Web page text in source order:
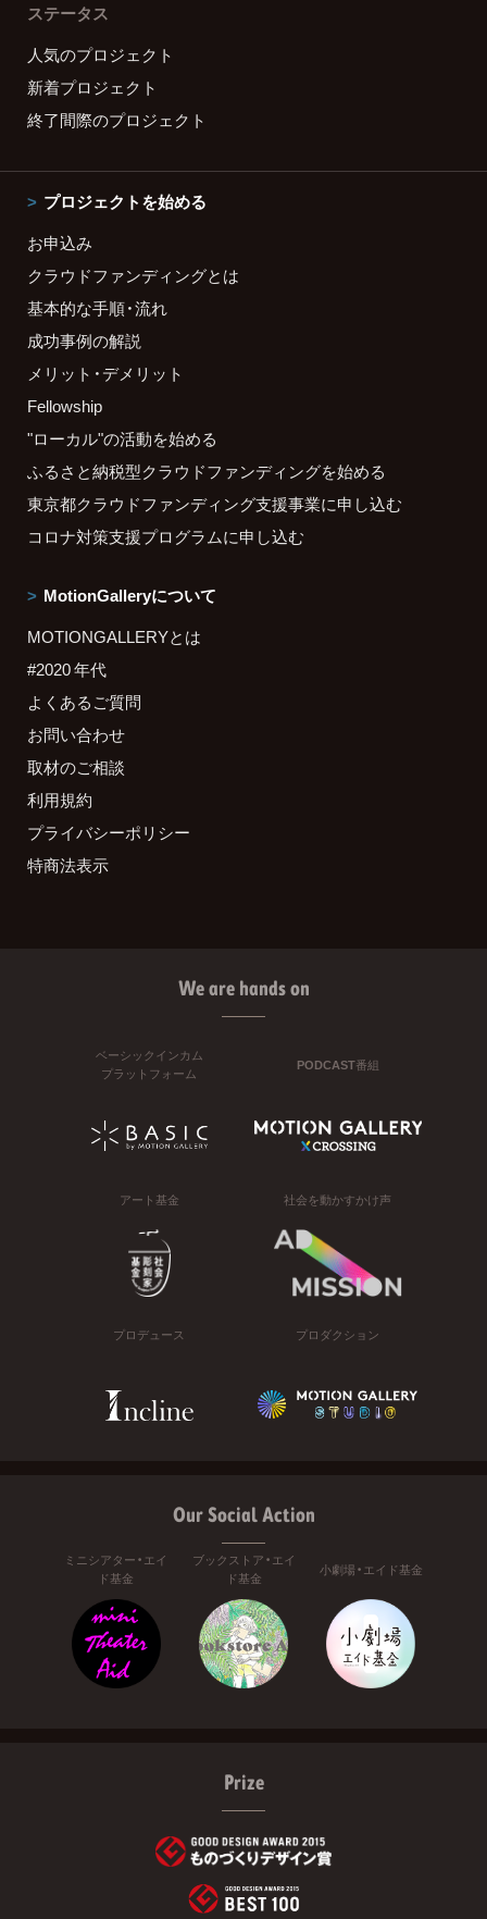
ステータス
人気のプロジェクト
新着プロジェクト
終了間際のプロジェクト
プロジェクトを始める
お申込み
クラウドファンディングとは
基本的な手順・流れ
成功事例の解説
メリット・デメリット
Fellowship
"ローカル"の活動を始める
ふるさと納税型クラウドファンディングを始める
東京都クラウドファンディング支援事業に申し込む
コロナ対策支援プログラムに申し込む
MotionGalleryについて
MOTIONGALLERYとは
#2020 年代
よくあるご質問
お問い合わせ
取材のご相談
利用規約
プライバシーポリシー
特商法表示
We are hands on
ベーシックインカム
プラットフォーム
PODCAST番組
アート基金 社会を動かすかけ声
プロデュース プロダクション
Our Social Action
ミニシアター・エイ
ド基金
ブックストア・エイ
ド基金
小劇場・エイド基金
Prize